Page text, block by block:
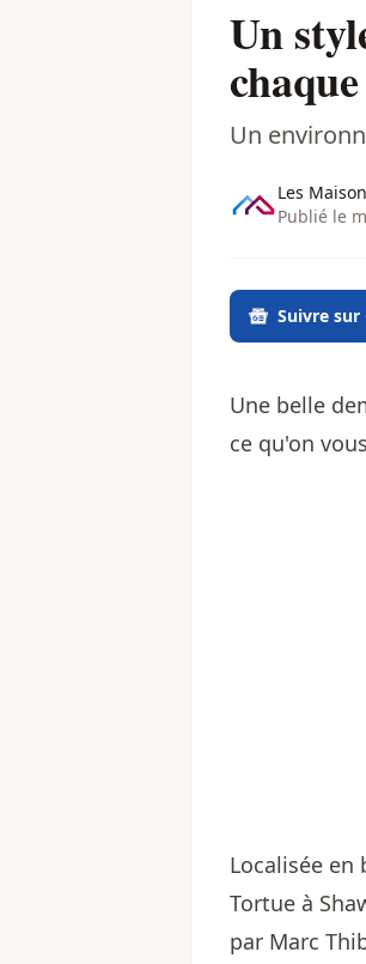
Un
Un
Les
Publié le
Suivre sur
Une belle
ce qu'on
Localisée en
Tortue à
par Marc